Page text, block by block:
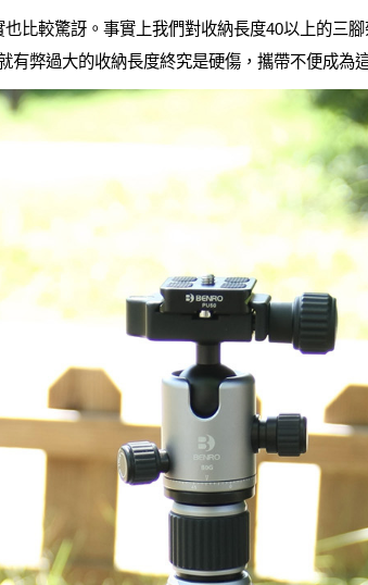
較驚訝。事實上我們對收納長度40以上的三
有弊過大的收納長度終究是硬傷，攜帶不便成為